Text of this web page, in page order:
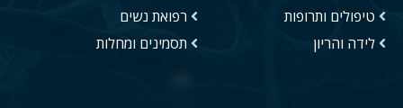
טיפולים ותרופות
לידה והריון
רפואת נשים
תסמינים ומחלות